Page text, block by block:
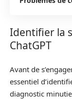
Identifier la
ChatGPT
Avant de
essentiel
diagnostic